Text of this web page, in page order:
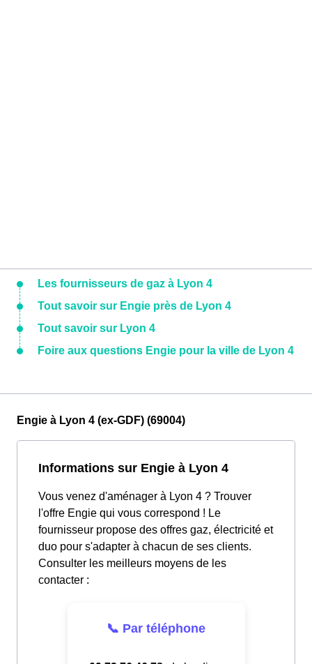
Les fournisseurs de gaz à Lyon 4
Tout savoir sur Engie près de Lyon 4
Tout savoir sur Lyon 4
Foire aux questions Engie pour la ville de Lyon 4
Engie à Lyon 4 (ex-GDF) (69004)
Informations sur Engie à Lyon 4
Vous venez d'aménager à Lyon 4 ? Trouver
l'offre Engie qui vous correspond ! Le
fournisseur propose des offres gaz, électricité et
duo pour s'adapter à chacun de ses clients.
Consulter les meilleurs moyens de les
contacter :
📞 Par téléphone